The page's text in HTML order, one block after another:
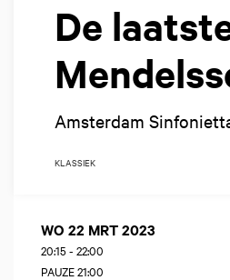
De
Amsterdam
KLASSIEK
WO 22 MRT 2023
20:15 - 22:00
PAUZE 21:00